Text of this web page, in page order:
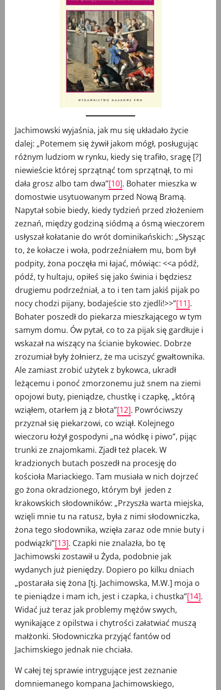
Jachimowski wyjaśnia, jak mu się układało życie
dalej: „Potemem się żywił jakom mógł, posługując
różnym ludziom w rynku, kiedy się trafiło, sragę [?]
niewieście której sprzątnąć tom sprzątnął, to mi
dała grosz albo tam dwa”[10]. Bohater mieszka w
domostwie usytuowanym przed Nową Bramą.
Napytał sobie biedy, kiedy tydzień przed złożeniem
zeznań, między godziną siódmą a ósmą wieczorem
usłyszał kołatanie do wrót dominikańskich: „Słysząc
to, że kołacze i woła, podrzeźniałem mu, bom był
podpity, żona poczęła mi łajać, mówiąc: <<a pódź,
pódź, ty hultaju, opiłeś się jako świnia i będziesz
drugiemu podrzeźniał, a to i ten tam jakiś pijak po
nocy chodzi pijany, bodajeście sto zjedli!>>”[11].
Bohater poszedł do piekarza mieszkającego w tym
samym domu. Ów pytał, co to za pijak się gardłuje i
wskazał na wiszący na ścianie bykowiec. Dobrze
zrozumiał były żołnierz, że ma uciszyć gwałtownika.
Ale zamiast zrobić użytek z bykowca, ukradł
leżącemu i ponoć zmorzonemu już snem na ziemi
opojowi buty, pieniądze, chustkę i czapkę, „którą
wziąłem, otarłem ją z błota”[12]. Powróciwszy
przyznał się piekarzowi, co wziął. Kolejnego
wieczoru łożył gospodyni „na wódkę i piwo”, pijąc
trunki ze znajomkami. Zjadł też placek. W
kradzionych butach poszedł na procesję do
kościoła Mariackiego. Tam musiała w nich dojrzeć
go żona okradzionego, którym był jeden z
krakowskich słodowników: „Przyszła warta miejska,
wzięli mnie tu na ratusz, była z nimi słodowniczka,
żona tego słodownika, wzięła zaraz ode mnie buty i
podwiązki”[13]. Czapki nie znalazła, bo tę
Jachimowski zostawił u Żyda, podobnie jak
wydanych już pieniędzy. Dopiero po kilku dniach
„postarała się żona [tj. Jachimowska, M.W.] moja o
te pieniądze i mam ich, jest i czapka, i chustka”[14].
Widać już teraz jak problemy mężów swych,
wynikające z opilstwa i chytrości załatwiać muszą
małżonki. Słodowniczka przyjąć fantów od
Jachimskiego jednak nie chciała.
W całej tej sprawie intrygujące jest zeznanie
domniemanego kompana Jachimowskiego,